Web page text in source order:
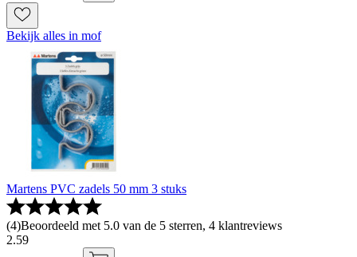
Bekijk alles in mof
Martens PVC zadels 50 mm 3 stuks
(4)Beoordeeld met 5.0 van de 5 sterren, 4 klantreviews
2.59